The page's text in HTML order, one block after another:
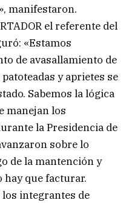
manifestaron.
el referente del
«Estamos
de avasallamiento de
y aprietes se
Sabemos la lógica
manejan los
la Presidencia de
sobre lo
de la mantención y
hay que facturar.
integrantes de